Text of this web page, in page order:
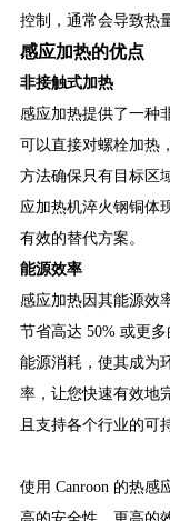
控制，通常会导致热
感应加热的优点
非接触式加热
感应加热提供了一种
可以直接对螺栓加热
方法确保只有目标区
应加热机淬火钢铜体
有效的替代方案。
能源效率
感应加热因其能源效
节省高达 50% 或更
能源消耗，使其成为
率，让您快速有效地
且支持各个行业的可
使用 Canroon 的热感